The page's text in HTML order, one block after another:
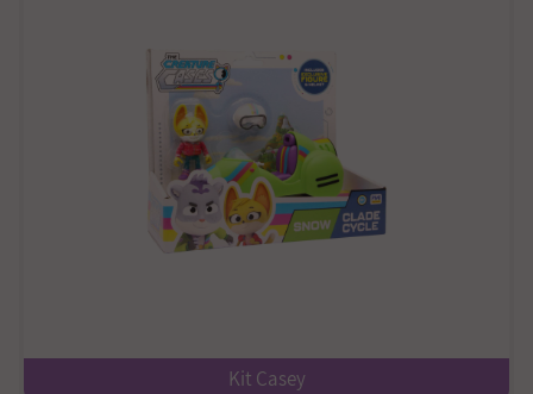
Kit Casey